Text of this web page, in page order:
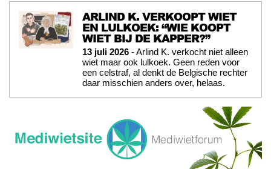
ARLIND K. VERKOOPT WIET
EN LULKOEK: “WIE KOOPT
WIET BIJ DE KAPPER?”
13 juli 2026 - Arlind K. verkocht niet alleen
wiet maar ook lulkoek. Geen reden voor
een celstraf, al denkt de Belgische rechter
daar misschien anders over, helaas.